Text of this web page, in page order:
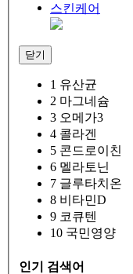
스킨케어
닫기
1 유산균
2 마그네슘
3 오메가3
4 콜라겐
5 콘드로이친
6 멜라토닌
7 글루타치온
8 비타민D
9 코큐텐
10 국민영양
인기 검색어